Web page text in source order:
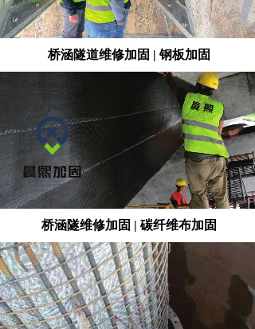
桥涵隧道维修加固 | 钢板加固
桥涵隧维修加固 | 碳纤维布加固